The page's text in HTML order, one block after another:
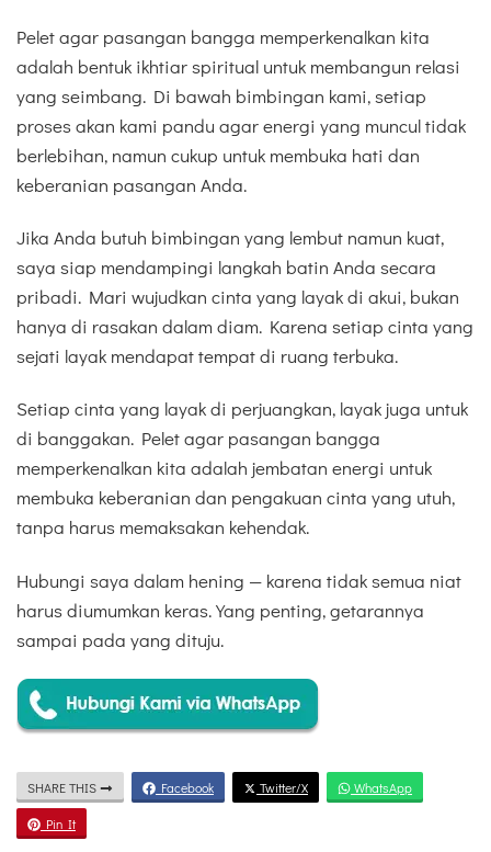
Pelet agar pasangan bangga memperkenalkan kita
adalah bentuk ikhtiar spiritual untuk membangun relasi
yang seimbang. Di bawah bimbingan kami, setiap
proses akan kami pandu agar energi yang muncul tidak
berlebihan, namun cukup untuk membuka hati dan
keberanian pasangan Anda.
Jika Anda butuh bimbingan yang lembut namun kuat,
saya siap mendampingi langkah batin Anda secara
pribadi. Mari wujudkan cinta yang layak di akui, bukan
hanya di rasakan dalam diam. Karena setiap cinta yang
sejati layak mendapat tempat di ruang terbuka.
Setiap cinta yang layak di perjuangkan, layak juga untuk
di banggakan. Pelet agar pasangan bangga
memperkenalkan kita adalah jembatan energi untuk
membuka keberanian dan pengakuan cinta yang utuh,
tanpa harus memaksakan kehendak.
Hubungi saya dalam hening — karena tidak semua niat
harus diumumkan keras. Yang penting, getarannya
sampai pada yang dituju.
SHARE THIS Facebook Twitter/X WhatsApp
Pin It